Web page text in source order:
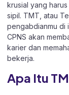
krusial yang
sipil. TMT, atau
pengabdianmu di
CPNS akan
karier dan
bekerja.​
Apa Itu